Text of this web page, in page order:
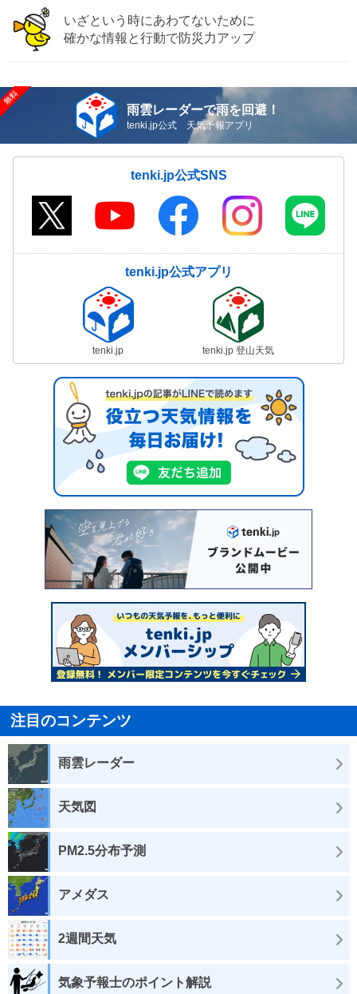
いざという時にあわてないために
確かな情報と行動で防災力アップ
雨雲レーダーで雨を回避！
tenki.jp公式 天気予報アプリ
tenki.jp公式SNS
tenki.jp公式アプリ
tenki.jp tenki.jp 登山天気
注目のコンテンツ
雨雲レーダー
天気図
PM2.5分布予測
アメダス
2週間天気
気象予報士のポイント解説